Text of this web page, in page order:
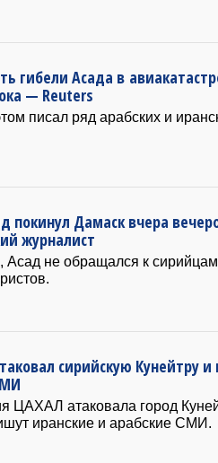
гибели Асада в
— Reuters
писал ряд арабских и
покинул Дамаск вчера
журналист
не обращался к
сирийскую Кунейтру и
ЦАХАЛ атаковала город
иранские и арабские СМИ.